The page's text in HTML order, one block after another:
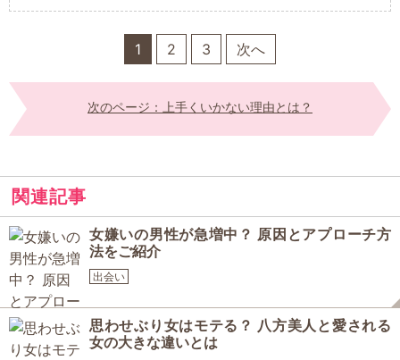
1 2 3 次へ
次のページ：上手くいかない理由とは？
関連記事
女嫌いの男性が急増中？ 原因とアプローチ方
法をご紹介
出会い
思わせぶり女はモテる？ 八方美人と愛される
女の大きな違いとは